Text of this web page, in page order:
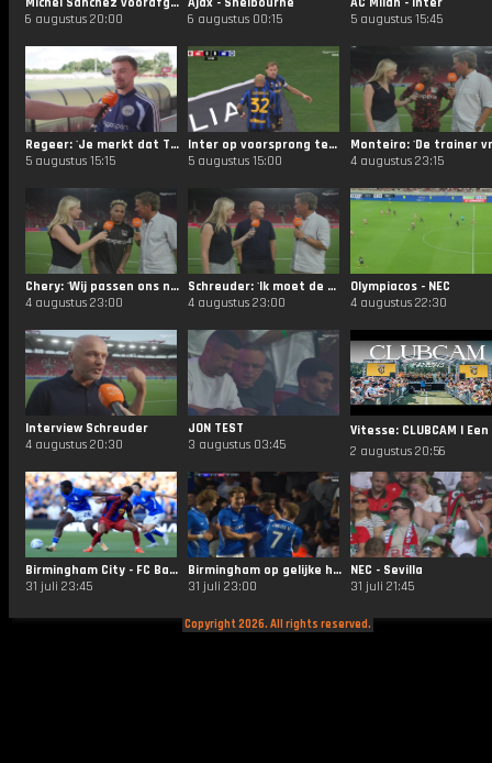
6 augustus 20:00
6 augustus 00:15
5 augustus 15:45
Regeer: 'Je merkt dat Ter Stegen en Brandt spelers van wereldklasse zijn'
5 augustus 15:15
Inter op voorsprong tegen AC Milan!
5 augustus 15:00
4 augustus 23:15
Chery: 'Wij passen ons niet aan, dat is onze kwaliteit'
4 augustus 23:00
Schreuder: 'Ik moet de hele ploeg een compliment geven'
4 augustus 23:00
Olympiacos - NEC
4 augustus 22:30
Interview Schreuder
4 augustus 20:30
JON TEST
3 augustus 03:45
2 augustus 20:56
Birmingham City - FC Barcelona
31 juli 23:45
Birmingham op gelijke hoogte tegen Barcelona
31 juli 23:00
NEC - Sevilla
31 juli 21:45
Copyright 2026. All rights reserved.